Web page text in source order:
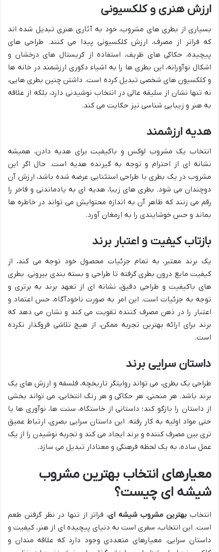
ارزش هنری و کلکسیونی
بسیاری از بطری های مشروب، خود به آثاری هنری تبدیل شده اند
که فراتر از مصرف، ارزش کلکسیونی پیدا می کنند. طراحی های
پیچیده، حکاکی های ظریف، استفاده از کریستال های درخشان و
اشکال نوآورانه، این بطری ها را به اشیاء دکوری ارزشمند در خانه ها
و کلکسیون های شخصی تبدیل کرده است. داشتن چنین بطری هایی،
نه تنها نشان از سلیقه عالی در انتخاب نوشیدنی دارد، بلکه از علاقه
به هنر و زیبایی شناسی نیز حکایت می کند.
هدیه ارزشمند
انتخاب یک مشروب لوکس و باکیفیت برای هدیه دادن، همیشه
نشانه ای از احترام و توجه به گیرنده هدیه است. حال اگر این
مشروب در یک بطری با طراحی استثنایی عرضه شده باشد، ارزش آن
دوچندان می شود. بطری های زیبا، هدیه ای به یادماندنی و فاخر را
رقم می زنند که ظاهر آن به اندازه محتوایش می تواند در خاطره ها
بماند و حس خوشایندی را به ارمغان آورد.
بازتاب کیفیت و اعتبار برند
یک برند معتبر، به تمام جزئیات محصول خود توجه می کند، از
کیفیت مایع درون بطری گرفته تا طراحی و بسته بندی بیرونی. بطری
های باکیفیت و طراحی دقیق، نشانه ای از تعهد برند به برتری و
توجه به جزئیات است. این امر به صورت ناخودآگاه، حس اعتماد و
اعتبار را در ذهن مصرف کننده تقویت می کند و نشان می دهد که
برند برای ارائه بهترین تجربه ممکن، از هیچ تلاشی فروگذار نکرده
است.
داستان سرایی برند
طراحی یک بطری، می تواند روایتگر تاریخچه، فلسفه و ارزش های یک
برند باشد. هر منحنی، هر حکاکی و هر رنگ انتخابی، می تواند بخشی
از داستان را بازگو کند؛ داستانی از خاستگاه، سنت ها، نوآوری ها یا
حتی مواد اولیه به کار رفته. این داستان سرایی بصری، ارتباط عمیق
تری بین مصرف کننده و برند ایجاد می کند و تجربه نوشیدن را از یک
عمل ساده، به یک لحظه فرهنگی و معنادار تبدیل می سازد.
معیارهای انتخاب بهترین مشروب
شیشه ای چیست؟
انتخاب بهترین مشروب شیشه ای، فراتر از تنها در نظر گرفتن طعم
است. این انتخاب، سفری است به دنیای پیچیده ای از هنر، کیفیت و
داستان سرایی. معیارهای متعددی وجود دارد که علاقه مندان و